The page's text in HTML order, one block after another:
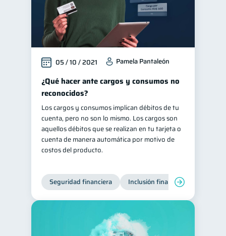
05 / 10 / 2021 Pamela Pantaleón
¿Qué hacer ante cargos y consumos no
reconocidos?
Los cargos y consumos implican débitos de tu
cuenta, pero no son lo mismo. Los cargos son
aquellos débitos que se realizan en tu tarjeta o
cuenta de manera automática por motivo de
costos del producto.
Seguridad financiera Inclusión financiera